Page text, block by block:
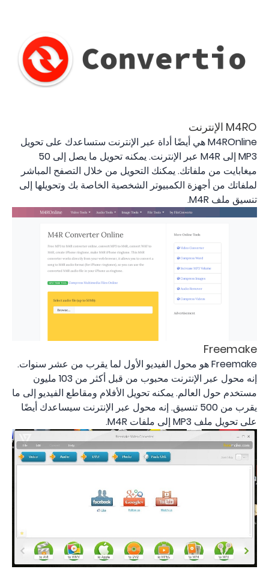
M4RO الإنترنت
M4ROnline هي أيضًا أداة عبر الإنترنت ستساعدك على تحويل
MP3 إلى M4R عبر الإنترنت. يمكنه تحويل ما يصل إلى 50
ميغابايت من ملفاتك. يمكنك التحويل من خلال التصفح المباشر
لملفاتك من أجهزة الكمبيوتر الشخصية الخاصة بك وتحويلها إلى
تنسيق ملف M4R.
Freemake
Freemake هو محول الفيديو الأول لما يقرب من عشر سنوات.
إنه محول عبر الإنترنت محبوب من قبل أكثر من 103 مليون
مستخدم حول العالم. يمكنه تحويل الأفلام ومقاطع الفيديو إلى ما
يقرب من 500 تنسيق. إنه محول عبر الإنترنت سيساعدك أيضًا
على تحويل ملف MP3 إلى ملفات M4R.